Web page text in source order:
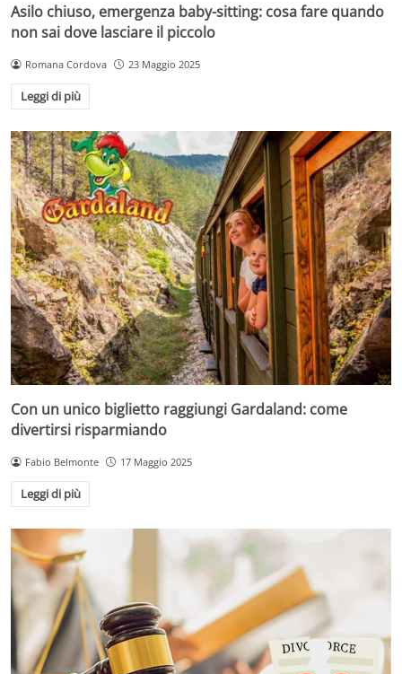
Asilo chiuso, emergenza baby-sitting: cosa fare quando
non sai dove lasciare il piccolo
Romana Cordova 23 Maggio 2025
Leggi di più
Con un unico biglietto raggiungi Gardaland: come
divertirsi risparmiando
Fabio Belmonte 17 Maggio 2025
Leggi di più